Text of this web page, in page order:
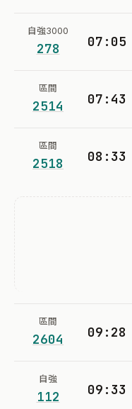
自強3000
278 07:05
區間
2514 07:43
區間
2518 08:33
區間
2604 09:28
自強
112 09:33